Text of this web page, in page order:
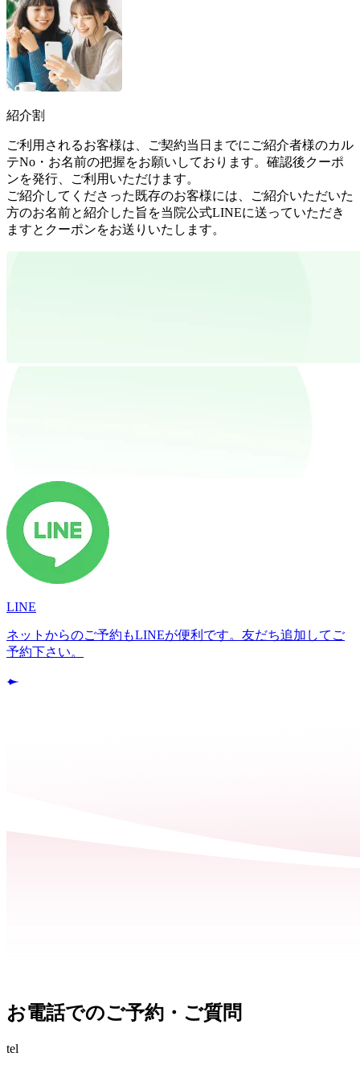
紹介割
ご利用されるお客様は、ご契約当日までにご紹介者様のカル
テNo・お名前の把握をお願いしております。確認後クーポ
ンを発行、ご利用いただけます。
ご紹介してくださった既存のお客様には、ご紹介いただいた
方のお名前と紹介した旨を当院公式LINEに送っていただき
ますとクーポンをお送りいたします。
LINE
ネットからのご予約もLINEが便利です。友だち追加してご
予約下さい。
お電話でのご予約・ご質問
tel